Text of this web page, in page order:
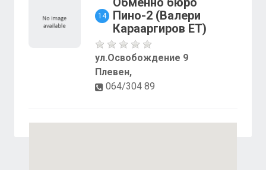
14
Пино-2 (Валери
Карааргиров ЕТ)
ул.Освобождение 9
Плевен,
064/304 89